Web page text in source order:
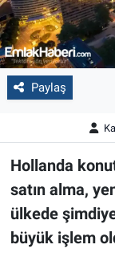
Paylaş
Hollanda
satın alma,
ülkede
büyük işlem